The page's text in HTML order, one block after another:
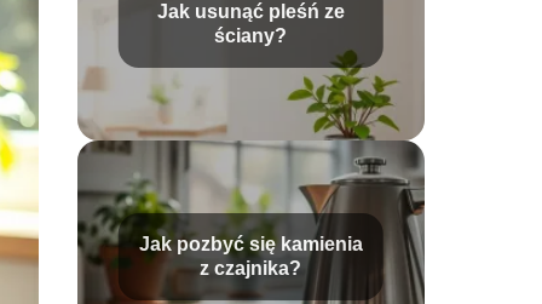
Jak usunąć pleśń ze
ściany?
Jak pozbyć się kamienia
z czajnika?